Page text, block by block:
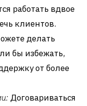
работать вдвое
клиентов.
делать
бы избежать,
от более
Договариваться